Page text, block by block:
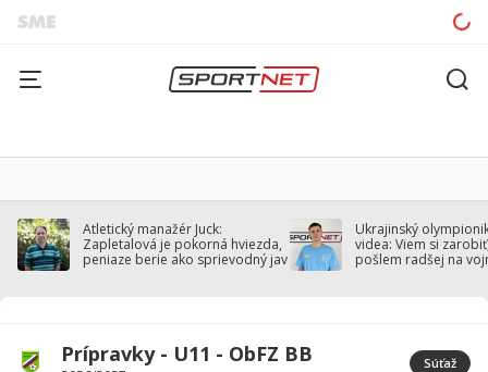
Atletický manažér Juck:
Zapletalová je pokorná hviezda,
peniaze berie ako sprievodný jav
Ukrajinský
videa: Viem si
pošlem radšej na
Prípravky - U11 - ObFZ BB Súťaž